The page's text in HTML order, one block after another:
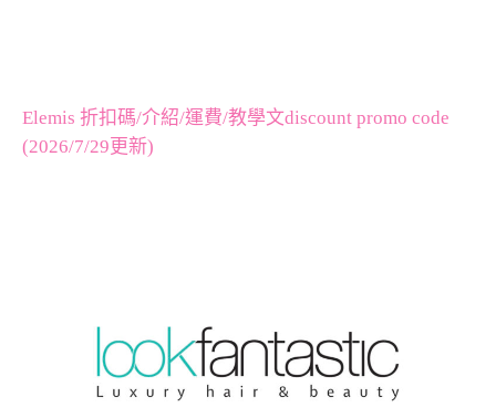
Elemis 折扣碼/介紹/運費/教學文discount promo code
(2026/7/29更新)